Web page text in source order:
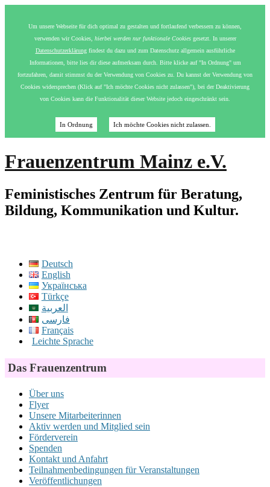
Um unsere Webseite für dich optimal zu gestalten und fortlaufend verbessern zu können,
verwenden wir Cookies, hierbei werden nur funktionale Cookiesgesetzt. In unserer
Datenschutzerklärungfindest du dazu und zum Datenschutz allgemein ausführliche
Informationen, bitte lies dir diese aufmerksam durch. Bitte klicke auf "In Ordnung" um
fortzufahren, damit stimmst du der Verwendung von Cookies zu. Du kannst der Verwendung von
Cookies widersprechen (Klick auf "Ich möchte Cookies nicht zulassen"), bei der Deaktivierung
von Cookies kann die Funktionalität dieser Website jedoch eingeschränkt sein.
In Ordnung Ich möchte Cookies nicht zulassen.
Frauenzentrum Mainz e.V.
Feministisches Zentrum für Beratung,
Bildung, Kommunikation und Kultur.
Deutsch
English
Українська
Türkçe
العربية
فارسی
Français
Leichte Sprache
Das Frauenzentrum
Über uns
Flyer
Unsere Mitarbeiterinnen
Aktiv werden und Mitglied sein
Förderverein
Spenden
Kontakt und Anfahrt
Teilnahmenbedingungen für Veranstaltungen
Veröffentlichungen